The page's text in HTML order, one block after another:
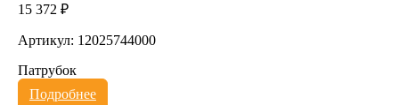
15 372 ₽
Артикул: 12025744000
Патрубок
Подробнее